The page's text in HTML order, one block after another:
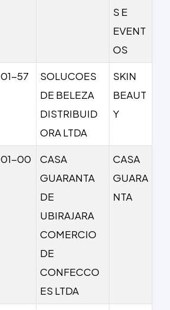
S E
EVENT
OS
57
SOLUCOES
DE BELEZA
DISTRIBUID
ORA LTDA
SKIN
BEAUT
Y
00
CASA
GUARANTA
DE
UBIRAJARA
COMERCIO
DE
CONFECCO
ES LTDA
CASA
GUARA
NTA